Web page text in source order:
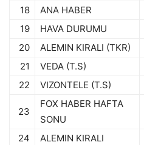
18 ANA HABER
19
HAVA DURUMU
20
ALEMIN KIRALI (TKR)
21
VEDA (T.S)
22
VIZONTELE (T.S)
23
FOX HABER HAFTA
SONU
24 ALEMIN KIRALI